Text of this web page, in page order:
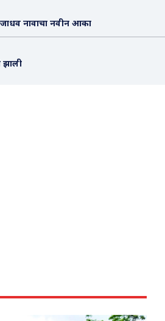
नावाचा नवीन आका
झाली